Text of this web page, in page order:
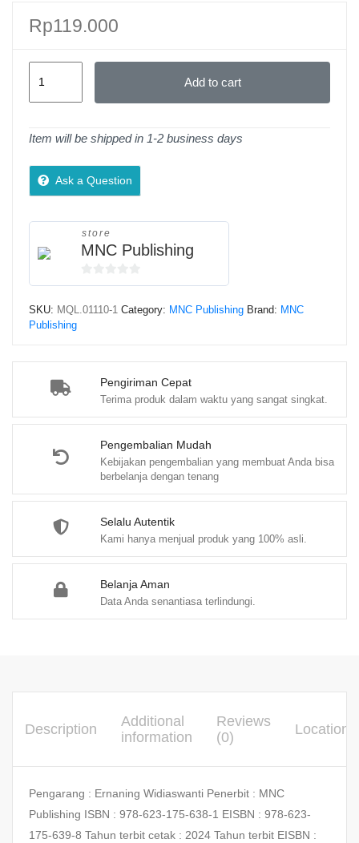
Pengiriman Cepat
Terima produk dalam waktu yang sangat singkat.
Pengembalian Mudah
Kebijakan pengembalian yang membuat Anda bisa
berbelanja dengan tenang
Selalu Autentik
Kami hanya menjual produk yang 100% asli.
Belanja Aman
Data Anda senantiasa terlindungi.
Rp119.000
Dengan
PLE
quantity
Add to cart
Item will be shipped in 1-2 business days
Ask a Question
store
MNC Publishing
0
SKU: MQL.01110-1 Category: MNC Publishing Brand: MNC
Publishing
Description
Additional
information
Reviews
(0)
Location
Pengarang : Ernaning Widiaswanti Penerbit : MNC
Publishing ISBN : 978-623-175-638-1 EISBN : 978-623-
175-639-8 Tahun terbit cetak : 2024 Tahun terbit EISBN :